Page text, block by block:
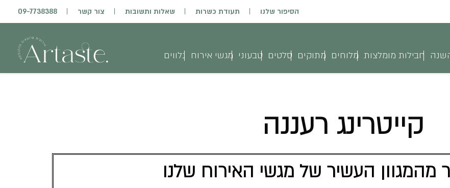
הסיפור שלנו תעודת כשרות שאלות ותשובות צור קשר 09-7738388
חבילות מומלצות מלוחים מתוקים סלטים טבעוני מגשי אירוח נלווים
קייטרינג רעננה
מהמגוון העשיר של מגשי האירוח שלנו